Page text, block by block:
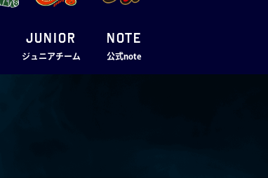
JUNIOR
ジュニアチーム
note
公式note